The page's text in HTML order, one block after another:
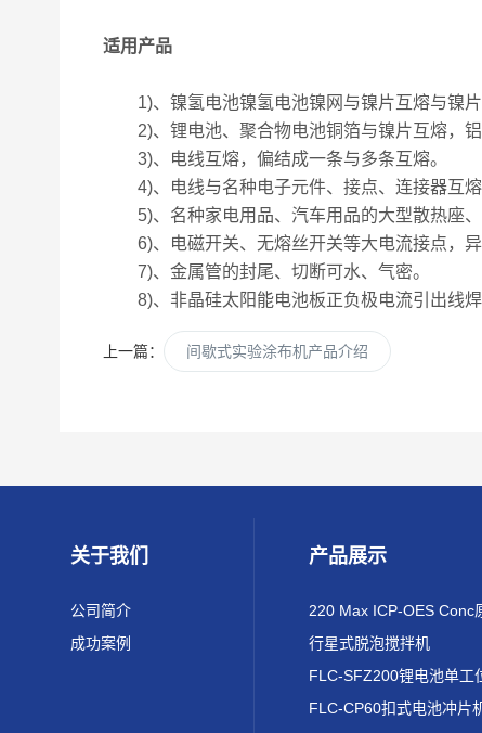
适用产品
1)、镍氢电池镍氢电池镍网与镍片互熔与镍
2)、锂电池、聚合物电池铜箔与镍片互熔，
3)、电线互熔，偏结成一条与多条互熔。
4)、电线与名种电子元件、接点、连接器互熔
5)、名种家电用品、汽车用品的大型散热座
6)、电磁开关、无熔丝开关等大电流接点，异
7)、金属管的封尾、切断可水、气密。
8)、非晶硅太阳能电池板正负极电流引出线
上一篇： 间歇式实验涂布机产品介绍
关于我们
公司简介
成功案例
产品展示
行星式脱泡搅拌机
FLC-CP60扣式电池冲片